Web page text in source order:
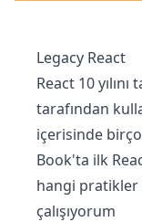
Legacy React
React 10
tarafından
içerisinde
Book'ta ilk
hangi pratikler
çalışıyorum